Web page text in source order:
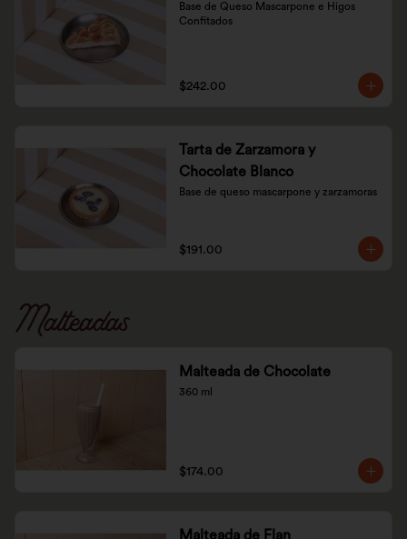
Base de Queso Mascarpone e Higos
Confitados
$242.00
Tarta de Zarzamora y
Chocolate Blanco
Base de queso mascarpone y zarzamoras
$191.00
Malteadas
Malteada de Chocolate
360 ml
$174.00
Malteada de Flan